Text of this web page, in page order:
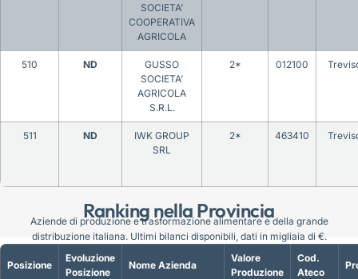
Ranking nella Provincia
SOCIETA’
COOPERATIVA
AGRICOLA
510 ND
GUSSO
SOCIETA’
AGRICOLA
S.R.L.
2* 012100
511 ND
IWK GROUP
SRL
2* 463410
Posizione
Evoluzione
Posizione
Nome Azienda
Valore
Produzione
Cod.
Ateco
Aziende di produzione e trasformazione alimentare e della grande
distribuzione italiana. Ultimi bilanci disponibili, dati in migliaia di €.